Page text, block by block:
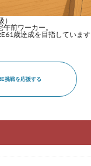
前ワーカー。
歳達成を目指しています